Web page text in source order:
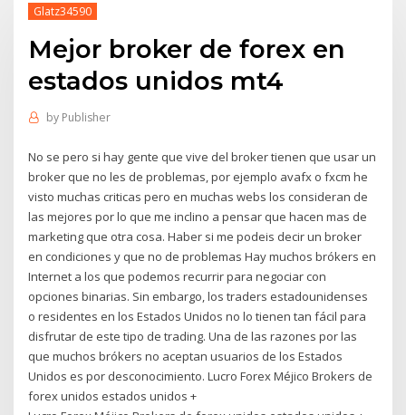
Glatz34590
Mejor broker de forex en
estados unidos mt4
by Publisher
No se pero si hay gente que vive del broker tienen que usar un
broker que no les de problemas, por ejemplo avafx o fxcm he
visto muchas criticas pero en muchas webs los consideran de
las mejores por lo que me inclino a pensar que hacen mas de
marketing que otra cosa. Haber si me podeis decir un broker
en condiciones y que no de problemas Hay muchos brókers en
Internet a los que podemos recurrir para negociar con
opciones binarias. Sin embargo, los traders estadounidenses
o residentes en los Estados Unidos no lo tienen tan fácil para
disfrutar de este tipo de trading. Una de las razones por las
que muchos brókers no aceptan usuarios de los Estados
Unidos es por desconocimiento. Lucro Forex Méjico Brokers de
forex unidos estados unidos +